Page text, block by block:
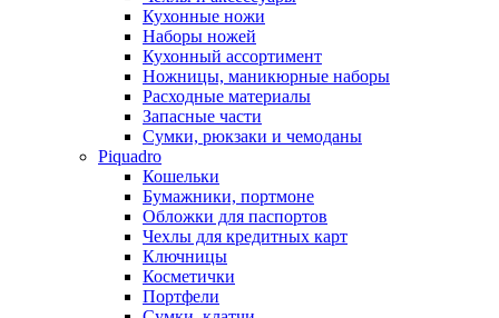
Кухонные ножи
Наборы ножей
Кухонный ассортимент
Ножницы, маникюрные наборы
Расходные материалы
Запасные части
Сумки, рюкзаки и чемоданы
Piquadro
Кошельки
Бумажники, портмоне
Обложки для паспортов
Чехлы для кредитных карт
Ключницы
Косметички
Портфели